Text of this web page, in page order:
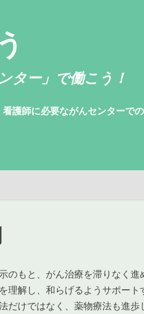
ター」で働こう！
看護師に必要ながんセンターで
のもと、がん治療を滞りなく進
理解し、和らげるようサポート
だけではなく、薬物療法も進歩